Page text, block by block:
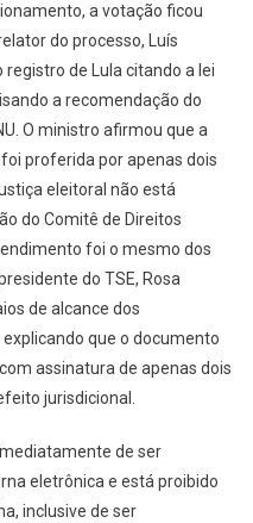
a votação ficou
do processo, Luís
de Lula citando a lei
a recomendação do
O ministro afirmou que a
proferida por apenas dois
eleitoral não está
do Comitê de Direitos
foi o mesmo dos
do TSE, Rosa
de alcance dos
que o documento
assinatura de apenas dois
jurisdicional.
de ser
eletrônica e está proibido
inclusive de ser